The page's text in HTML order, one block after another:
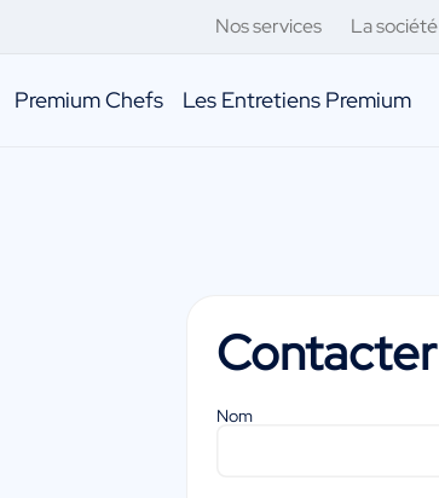
Nos services La société
Premium Chefs Les Entretiens Premium
Contacter
Nom